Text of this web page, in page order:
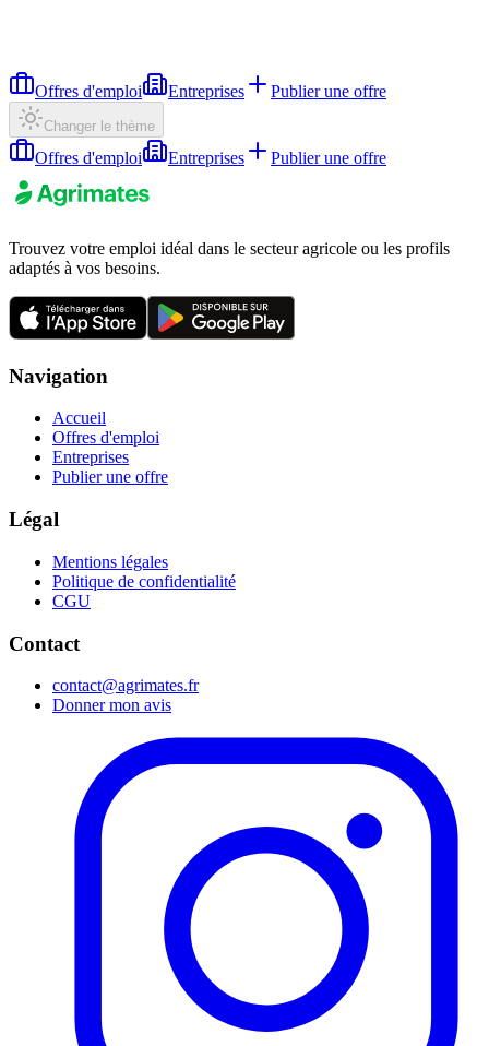
Offres d'emploi Entreprises Publier une offre
Changer le thème
Offres d'emploi Entreprises Publier une offre
Trouvez votre emploi idéal dans le secteur agricole ou les profils
adaptés à vos besoins.
Navigation
Accueil
Offres d'emploi
Entreprises
Publier une offre
Légal
Mentions légales
Politique de confidentialité
CGU
Contact
contact@agrimates.fr
Donner mon avis